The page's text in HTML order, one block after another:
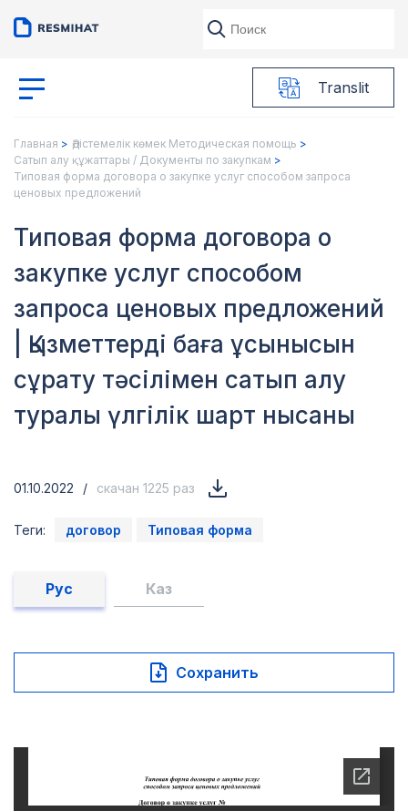
Translit
Главная
Әдістемелік көмек Методическая помощь
Сатып алу құжаттары / Документы по закупкам
Типовая форма договора о закупке услуг способом запроса
ценовых предложений
Типовая форма договора о
закупке услуг способом
запроса ценовых предложений
| Қызметтерді баға ұсынысын
сұрату тәсілімен сатып алу
туралы үлгілік шарт нысаны
01.10.2022 / скачан 1225 раз
Теги: договор Типовая форма
Рус Каз
Сохранить